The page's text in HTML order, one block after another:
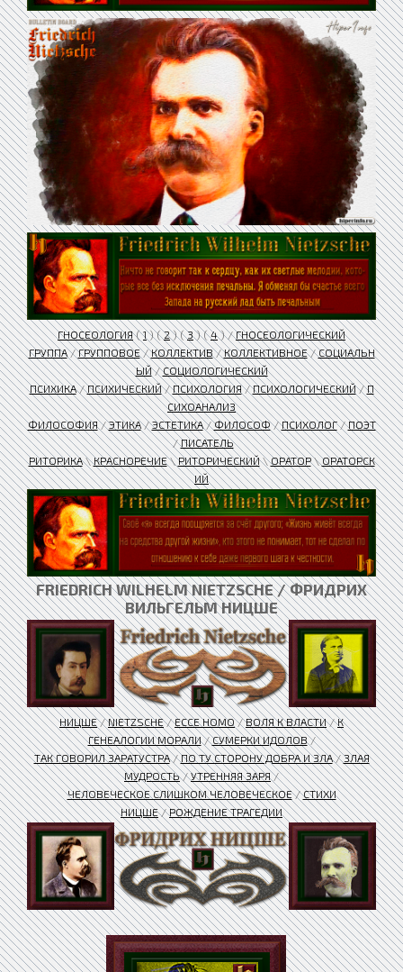
ГНОСЕОЛОГИЯ(1) (2) (3) (4) /ГНОСЕОЛОГИЧЕСКИЙ
ГРУППА/ГРУППОВОЕ/КОЛЛЕКТИВ/КОЛЛЕКТИВНОЕ/СОЦИАЛЬН
ЫЙ/СОЦИОЛОГИЧЕСКИЙ
ПСИХИКА/ПСИХИЧЕСКИЙ/ПСИХОЛОГИЯ/ПСИХОЛОГИЧЕСКИЙ/П
СИХОАНАЛИЗ
ФИЛОСОФИЯ/ЭТИКА/ЭСТЕТИКА/ФИЛОСОФ/ПСИХОЛОГ/ПОЭТ
/ПИСАТЕЛЬ
РИТОРИКА\КРАСНОРЕЧИЕ\РИТОРИЧЕСКИЙ\ОРАТОР\ОРАТОРСК
ИЙ
FRIEDRICH WILHELM NIETZSCHE / ФРИДРИХ
ВИЛЬГЕЛЬМ НИЦШЕ
НИЦШЕ/NIETZSCHE/ЕССЕ HOMO/ВОЛЯ К ВЛАСТИ/К
ГЕНЕАЛОГИИ МОРАЛИ/СУМЕРКИ ИДОЛОВ/
ТАК ГОВОРИЛ ЗАРАТУСТРА/ПО ТУ СТОРОНУ ДОБРА И ЗЛА/ЗЛАЯ
МУДРОСТЬ/УТРЕННЯЯ ЗАРЯ/
ЧЕЛОВЕЧЕСКОЕ СЛИШКОМ ЧЕЛОВЕЧЕСКОЕ/СТИХИ
НИЦШЕ/РОЖДЕНИЕ ТРАГЕДИИ